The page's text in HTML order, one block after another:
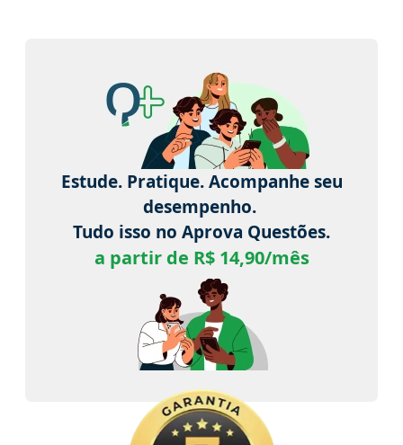
Estude. Pratique. Acompanhe seu
desempenho.
Tudo isso no Aprova Questões.
a partir de R$ 14,90/mês